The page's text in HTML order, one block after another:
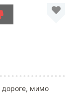
дороге, мимо